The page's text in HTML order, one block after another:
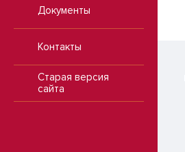
Документы
Контакты
Старая версия
сайта